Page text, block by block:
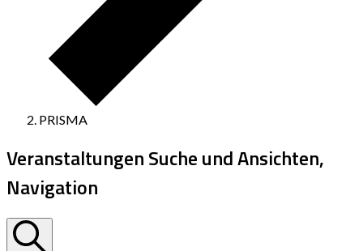
PRISMA
Veranstaltungen Suche und Ansichten,
Navigation